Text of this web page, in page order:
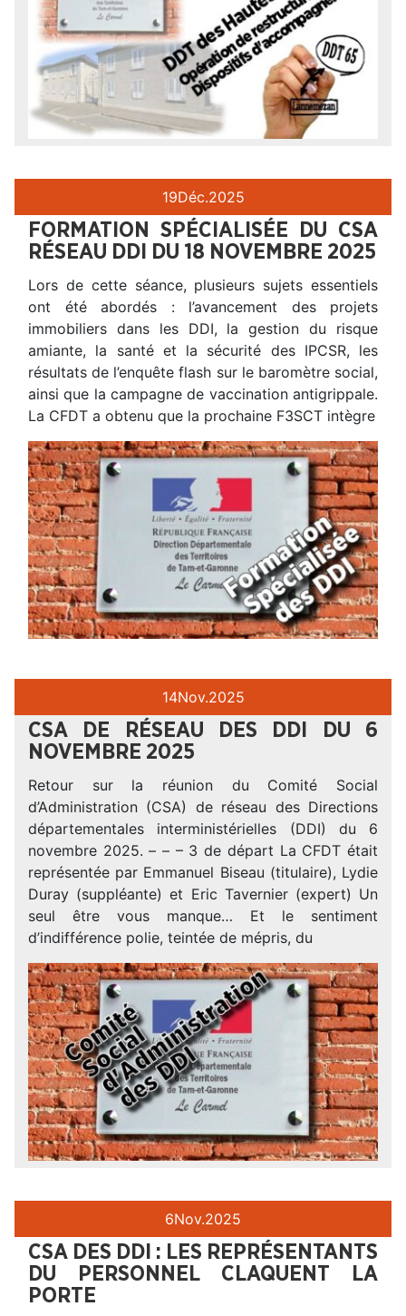
19Déc.2025
FORMATION SPÉCIALISÉE DU CSA
RÉSEAU DDI DU 18 NOVEMBRE 2025
Lors de cette séance, plusieurs sujets essentiels
ont été abordés : l’avancement des projets
immobiliers dans les DDI, la gestion du risque
amiante, la santé et la sécurité des IPCSR, les
résultats de l’enquête flash sur le baromètre social,
ainsi que la campagne de vaccination antigrippale.
La CFDT a obtenu que la prochaine F3SCT intègre
14Nov.2025
CSA DE RÉSEAU DES DDI DU 6
NOVEMBRE 2025
Retour sur la réunion du Comité Social
d’Administration (CSA) de réseau des Directions
départementales interministérielles (DDI) du 6
novembre 2025. – – – 3 de départ La CFDT était
représentée par Emmanuel Biseau (titulaire), Lydie
Duray (suppléante) et Eric Tavernier (expert) Un
seul être vous manque… Et le sentiment
d’indifférence polie, teintée de mépris, du
6Nov.2025
CSA DES DDI : LES REPRÉSENTANTS
DU PERSONNEL CLAQUENT LA
PORTE